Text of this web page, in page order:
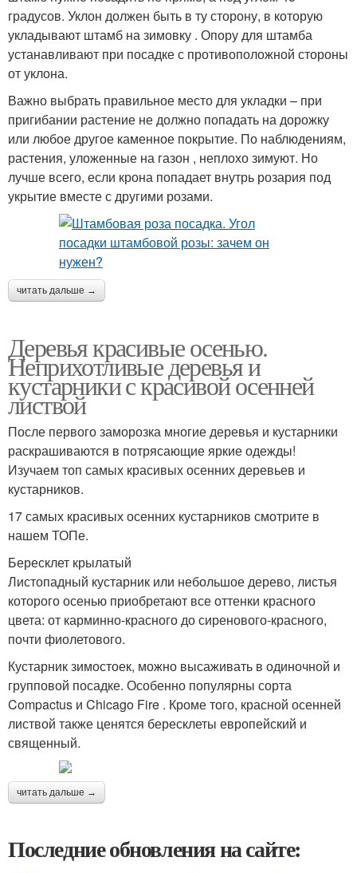
градусов. Уклон должен быть в ту сторону, в которую
укладывают штамб на зимовку . Опору для штамба
устанавливают при посадке с противоположной стороны
от уклона.
Важно выбрать правильное место для укладки – при
пригибании растение не должно попадать на дорожку
или любое другое каменное покрытие. По наблюдениям,
растения, уложенные на газон , неплохо зимуют. Но
лучше всего, если крона попадает внутрь розария под
укрытие вместе с другими розами.
читать дальше →
Деревья красивые осенью.
Неприхотливые деревья и
кустарники с красивой осенней
листвой
После первого заморозка многие деревья и кустарники
раскрашиваются в потрясающие яркие одежды!
Изучаем топ самых красивых осенних деревьев и
кустарников.
17 самых красивых осенних кустарников смотрите в
нашем ТОПе.
Бересклет крылатый
Листопадный кустарник или небольшое дерево, листья
которого осенью приобретают все оттенки красного
цвета: от карминно-красного до сиренового-красного,
почти фиолетового.
Кустарник зимостоек, можно высаживать в одиночной и
групповой посадке. Особенно популярны сорта
Compactus и Chicago Fire . Кроме того, красной осенней
листвой также ценятся бересклеты европейский и
священный.
читать дальше →
Последние обновления на сайте: